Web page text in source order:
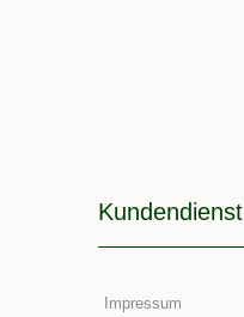
Kundendienst
Impressum